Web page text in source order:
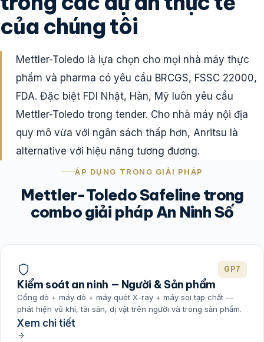
của chúng tôi
Mettler-Toledo là lựa chọn cho mọi nhà máy thực
phẩm và pharma có yêu cầu BRCGS, FSSC 22000,
FDA. Đặc biệt FDI Nhật, Hàn, Mỹ luôn yêu cầu
Mettler-Toledo trong tender. Cho nhà máy nội địa
quy mô vừa với ngân sách thấp hơn, Anritsu là
alternative với hiệu năng tương đương.
ÁP DỤNG TRONG GIẢI PHÁP
Mettler-Toledo Safeline trong
combo giải pháp An Ninh Số
GP7
Kiểm soát an ninh — Người & Sản phẩm
Cổng dò + máy dò + máy quét X-ray + máy soi tạp chất —
phát hiện vũ khí, tài sản, dị vật trên người và trong sản phẩm.
Xem chi tiết